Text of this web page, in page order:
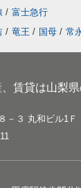
/ 富士急行
/ 竜王 / 国母 / 常
賃貸は山梨
－３ 丸和ビル1Ｆ